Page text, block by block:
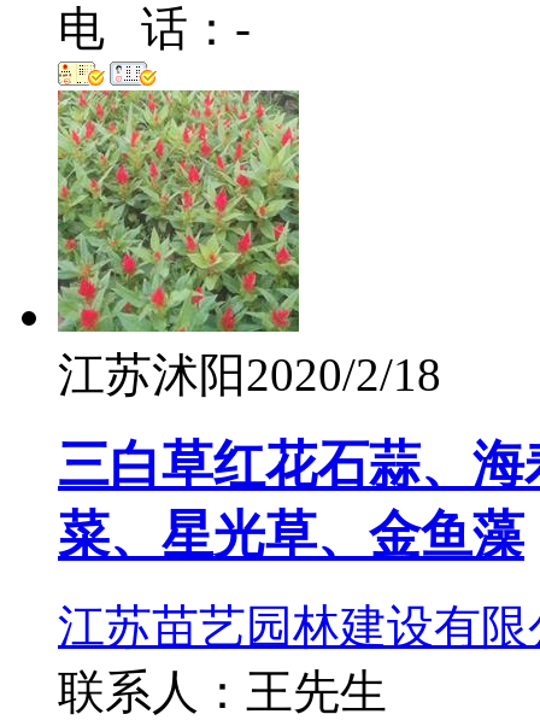
电 话：-
江苏沭阳2020/2/18
三白草红花石蒜、
菜、星光草、金鱼藻
江苏苗艺园林建设有限
联系人：王先生